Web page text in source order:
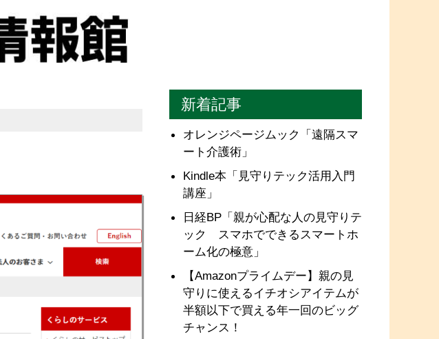
新着記事
オレンジページムック「遠隔スマ
ート介護術」
Kindle本「見守りテック活用入門
講座」
日経BP「親が心配な人の見守りテ
ック スマホでできるスマートホ
ーム化の極意」
【Amazonプライムデー】親の見
守りに使えるイチオシアイテムが
半額以下で買える年一回のビッグ
チャンス！